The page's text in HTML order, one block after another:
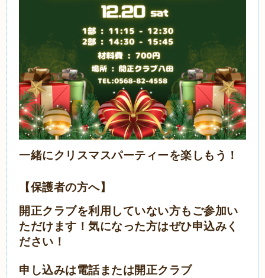
一緒にクリスマスパーティーを楽しもう！
【保護者の方へ】
開正クラブを利用していない方もご参加い
ただけます！気になった方はぜひ申込みく
ださい！
申し込みは電話または開正クラブ